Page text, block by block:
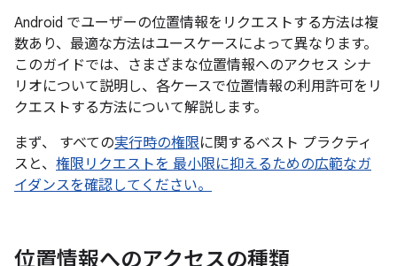
Android でユーザーの位置情報をリクエストする方法は複
数あり、最適な方法はユースケースによって異なります。
このガイドでは、さまざまな位置情報へのアクセス シナ
リオについて説明し、各ケースで位置情報の利用許可をリ
クエストする方法について解説します。
まず、 すべての実行時の権限に関するベスト プラクティ
スと、 権限リクエストを 最小限に抑えるための広範なガ
イダンスを確認してください。
位置情報へのアクセスの種類